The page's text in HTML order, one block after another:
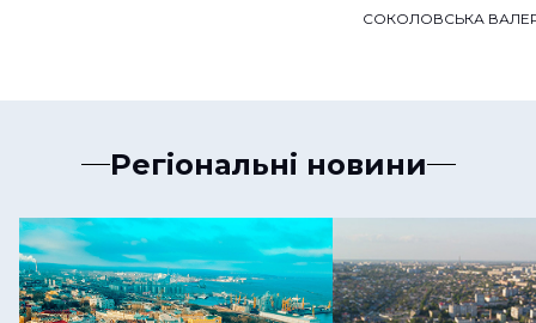
СОКОЛОВСЬКА
Регіональні новини